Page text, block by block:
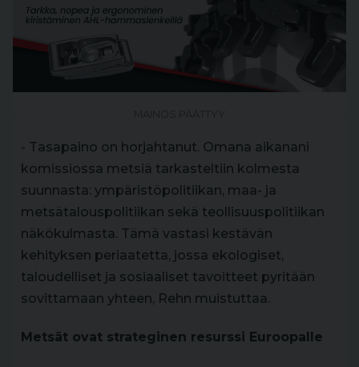
- Tasapaino on horjahtanut. Omana aikanani
komissiossa metsiä tarkasteltiin kolmesta
suunnasta: ympäristöpolitiikan, maa- ja
metsätalouspolitiikan sekä teollisuuspolitiikan
näkökulmasta. Tämä vastasi kestävän
kehityksen periaatetta, jossa ekologiset,
taloudelliset ja sosiaaliset tavoitteet pyritään
sovittamaan yhteen, Rehn muistuttaa.
Metsät ovat strateginen resurssi Euroopalle